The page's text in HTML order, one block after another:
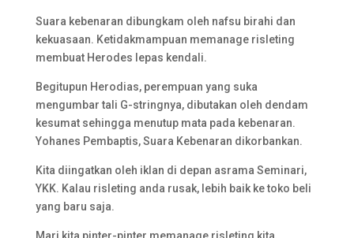
Suara kebenaran dibungkam oleh nafsu birahi dan
kekuasaan. Ketidakmampuan memanage risleting
membuat Herodes lepas kendali.
Begitupun Herodias, perempuan yang suka
mengumbar tali G-stringnya, dibutakan oleh dendam
kesumat sehingga menutup mata pada kebenaran.
Yohanes Pembaptis, Suara Kebenaran dikorbankan.
Kita diingatkan oleh iklan di depan asrama Seminari,
YKK. Kalau risleting anda rusak, lebih baik ke toko beli
yang baru saja.